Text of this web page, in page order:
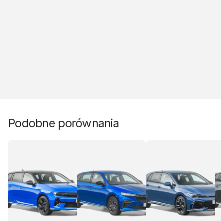
Podobne porównania